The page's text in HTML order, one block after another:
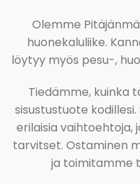
Olemme
huonekaluliike.
löytyy myös pesu-,
Tiedämme, kuinka
sisustustuote
erilaisia vaihtoehtoja,
tarvitset. Ostaminen
ja toimitamme